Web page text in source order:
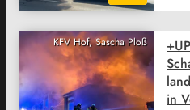
KFV Hof, Sascha Ploß
in